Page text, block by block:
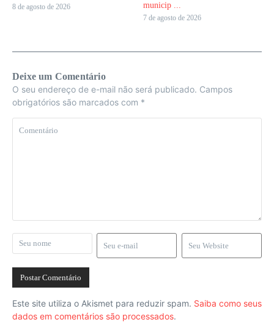
8 de agosto de 2026
municip ...
7 de agosto de 2026
Deixe um Comentário
O seu endereço de e-mail não será publicado. Campos
obrigatórios são marcados com *
Este site utiliza o Akismet para reduzir spam. Saiba como seus
dados em comentários são processados.